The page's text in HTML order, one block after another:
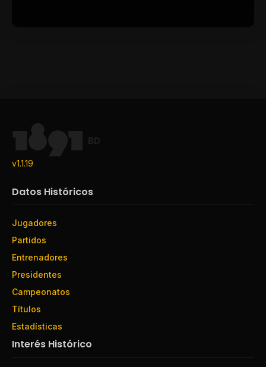
BD
v1.1.19
Datos Históricos
Jugadores
Partidos
Entrenadores
Presidentes
Campeonatos
Títulos
Estadísticas
Interés Histórico